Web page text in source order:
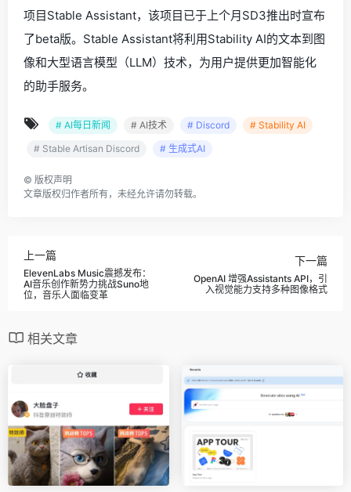
项目Stable Assistant，该项目已于上个月SD3推出时宣布
了beta版。Stable Assistant将利用Stability AI的文本到图
像和大型语言模型（LLM）技术，为用户提供更加智能化
的助手服务。
# AI每日新闻 # AI技术 # Discord
# Stability AI
# Stable Artisan Discord
# 生成式AI
© 版权声明
文章版权归作者所有，未经允许请勿转载。
上一篇
ElevenLabs Music震撼发布：
AI音乐创作新势力挑战Suno地
位，音乐人面临变革
下一篇
OpenAI 增强Assistants API，引
入视觉能力支持多种图像格式
相关文章